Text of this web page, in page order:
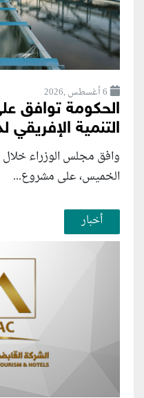
6 أغسطس ,2026
الحكومة توافق
التنمية الإفريقي
وافق مجلس الوزراء خلال
الخميس، على مشروع...
أخبار